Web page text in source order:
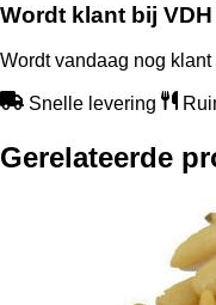
Wordt klant bij VDH
Wordt vandaag nog
Snelle levering
Gerelateerde